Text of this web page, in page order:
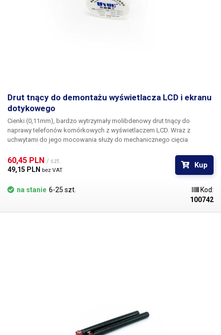
Drut tnący do demontażu wyświetlacza LCD i ekranu
dotykowego
Cienki (0,11mm), bardzo wytrzymały molibdenowy drut tnący do
naprawy telefonów komórkowych z wyświetlaczem LCD. Wraz z
uchwytami do jego mocowania służy do mechanicznego cięcia
drutu wynosi 50m.
60,45 PLN / szt.
49,15 PLN bez VAT
Kup
na stanie 6-25 szt.
Kod:
100742